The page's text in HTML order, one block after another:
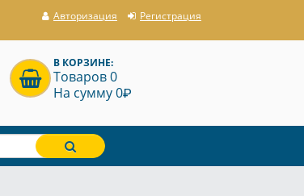
Авторизация Регистрация
В КОРЗИНЕ:
Товаров 0
На сумму 0P